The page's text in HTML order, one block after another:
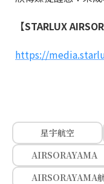
【STARLUX
https://
星宇航空
AIRSORAYAMA
AIRSORAYAMA